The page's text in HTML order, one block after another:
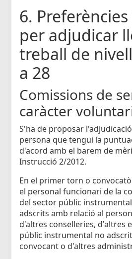
6.
per adjudicar
treball de
a 28
Comissions de
caràcter
S'ha de proposar
persona que tengui la
d'acord amb el barem de
Instrucció 2/2012.
En el primer torn o
el personal funcionari de la
del sector públic
adscrits amb relació al
d'altres conselleries, d'altres
públic instrumental no
convocant o d'altres